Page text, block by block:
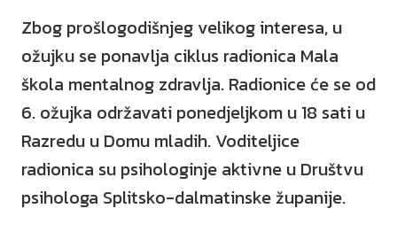
Zbog prošlogodišnjeg velikog interesa, u
ožujku se ponavlja ciklus radionica Mala
škola mentalnog zdravlja. Radionice će se od
6. ožujka održavati ponedjeljkom u 18 sati u
Razredu u Domu mladih. Voditeljice
radionica su psihologinje aktivne u Društvu
psihologa Splitsko-dalmatinske županije.